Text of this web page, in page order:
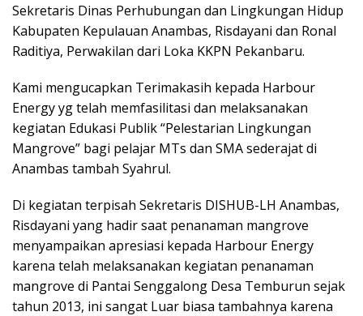
Sekretaris Dinas Perhubungan dan Lingkungan Hidup
Kabupaten Kepulauan Anambas, Risdayani dan Ronal
Raditiya, Perwakilan dari Loka KKPN Pekanbaru.
Kami mengucapkan Terimakasih kepada Harbour
Energy yg telah memfasilitasi dan melaksanakan
kegiatan Edukasi Publik “Pelestarian Lingkungan
Mangrove” bagi pelajar MTs dan SMA sederajat di
Anambas tambah Syahrul.
Di kegiatan terpisah Sekretaris DISHUB-LH Anambas,
Risdayani yang hadir saat penanaman mangrove
menyampaikan apresiasi kepada Harbour Energy
karena telah melaksanakan kegiatan penanaman
mangrove di Pantai Senggalong Desa Temburun sejak
tahun 2013, ini sangat Luar biasa tambahnya karena